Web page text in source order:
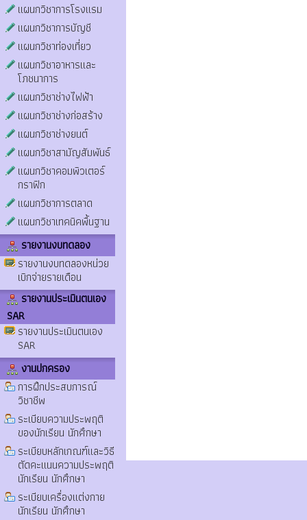
แผนกวิชาการโรงแรม
แผนกวิชาการบัญชี
แผนกวิชาท่องเที่ยว
แผนกวิชาอาหารและ
โภชนาการ
แผนกวิชาช่างไฟฟ้า
แผนกวิชาช่างก่อสร้าง
แผนกวิชาช่างยนต์
แผนกวิชาสามัญสัมพันธ์
แผนกวิชาคอมพิวเตอร์
กราฟิก
แผนกวิชาการตลาด
แผนกวิชาเทคนิคพื้นฐาน
รายงานงบทดลอง
รายงานงบทดลองหน่วย
เบิกจ่ายรายเดือน
รายงานประเมินตนเอง
SAR
รายงานประเมินตนเอง
SAR
งานปกครอง
การฝึกประสบการณ์
วิชาชีพ
ระเบียบความประพฤติ
ของนักเรียน นักศึกษา
ระเบียบหลักเกณฑ์และวิธี
ตัดคะแนนความประพฤติ
นักเรียน นักศึกษา
ระเบียบเครื่องแต่งกาย
นักเรียน นักศึกษา